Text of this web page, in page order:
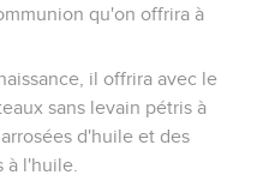
qu'on offrira à
il offrira avec le
sans levain pétris à
d'huile et des
à l'huile.